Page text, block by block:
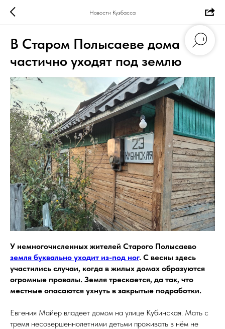
Новости Кузбасса
В Старом Полысаеве дома
частично уходят под землю
У немногочисленных жителей Старого Полысаево
земля буквально уходит из-под ног. С весны здесь
участились случаи, когда в жилых домах образуются
огромные провалы. Земля трескается, да так, что
местные опасаются ухнуть в закрытые подработки.
Евгения Майер владеет домом на улице Кубинская. Мать с
тремя несовершеннолетними детьми проживать в нём не